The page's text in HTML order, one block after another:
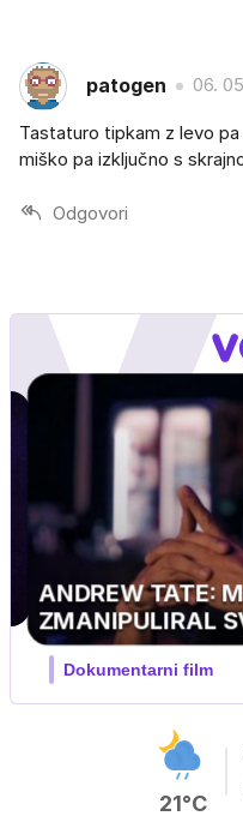
patogen 06.
Tastaturo tipkam z levo
miško pa izključno s
Odgovori
21°C